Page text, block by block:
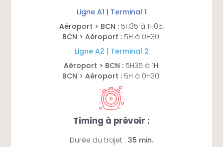
(très grandes tailles de valise possible).
Ligne A1 | Terminal 1
Aéroport > BCN : 5H35 à 1H05.
BCN > Aéroport : 5H à 0H30.
Ligne A2 | Terminal 2
Aéroport > BCN :5H35 à 1H.
BCN > Aéroport : 5H à 0H30.
Timing à prévoir :
Durée du trajet : 35 min.